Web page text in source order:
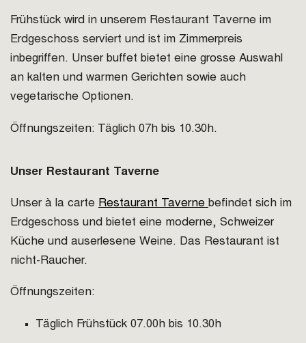
Frühstück wird in unserem Restaurant Taverne im
Erdgeschoss serviert und ist im Zimmerpreis
inbegriffen. Unser buffet bietet eine grosse Auswahl
an kalten und warmen Gerichten sowie auch
vegetarische Optionen.
Öffnungszeiten: Täglich 07h bis 10.30h.
Unser Restaurant Taverne
Unser à la carte Restaurant Taverne befindet sich im
Erdgeschoss und bietet eine moderne, Schweizer
Küche und auserlesene Weine. Das Restaurant ist
nicht-Raucher.
Öffnungszeiten:
Täglich Frühstück 07.00h bis 10.30h